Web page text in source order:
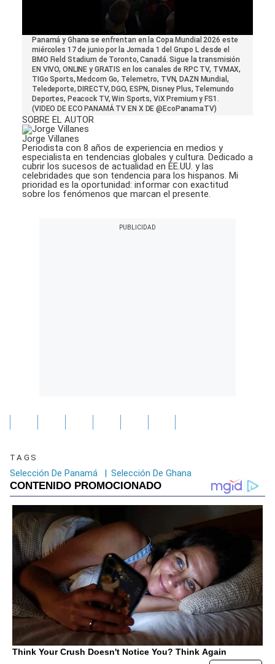
seconds
30
seconds
Panamá y Ghana se enfrentan en la Copa Mundial 2026 este
miércoles 17 de junio por la Jornada 1 del Grupo L desde el
BMO Field Stadium de Toronto, Canadá. Sigue la transmisión
EN VIVO, ONLINE y GRATIS en los canales de RPC TV, TVMAX,
TIGo Sports, Medcom Go, Telemetro, TVN, DAZN Mundial,
Teledeporte, DIRECTV, DGO, ESPN, Disney Plus, Telemundo
Deportes, Peacock TV, Win Sports, ViX Premium y FS1.
(VIDEO DE ECO PANAMÁ TV EN X DE @EcoPanamaTV)
SOBRE EL AUTOR
Jorge Villanes
Periodista con 8 años de experiencia en medios y
especialista en tendencias globales y cultura. Dedicado a
cubrir los sucesos de actualidad en EE.UU. y las
celebridades que son tendencia para los hispanos. Mi
prioridad es la oportunidad: informar con exactitud
sobre los fenómenos que marcan el presente.
TAGS
Selección De Panamá | Selección De Ghana